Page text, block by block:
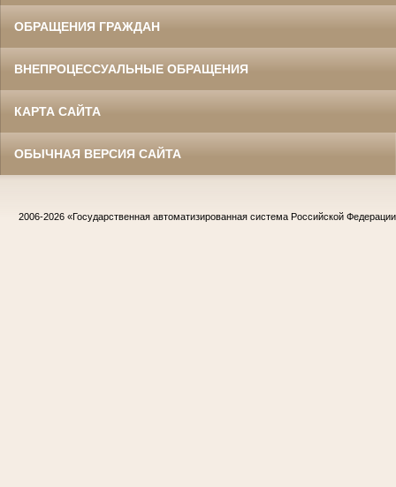
ОБРАЩЕНИЯ ГРАЖДАН
ВНЕПРОЦЕССУАЛЬНЫЕ ОБРАЩЕНИЯ
КАРТА САЙТА
ОБЫЧНАЯ ВЕРСИЯ САЙТА
2006-2026 «Государственная автоматизированная система Российской